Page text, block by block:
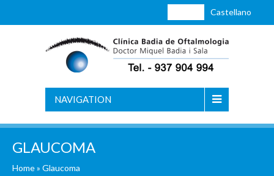
Castellano
NAVIGATION
GLAUCOMA
Home» Glaucoma